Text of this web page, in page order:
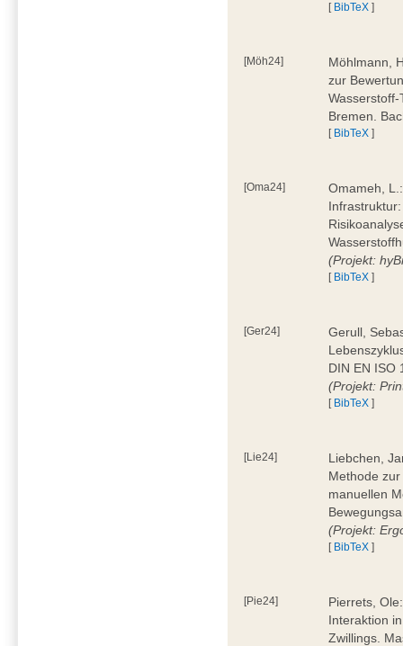
[ BibTeX ]
[Möh24]
Möhlmann,
zur
Bremen.
[ BibTeX ]
[Oma24]
Omameh,
(Projekt:
[ BibTeX ]
[Ger24]
Gerull,
DIN EN ISO
(Projekt:
[ BibTeX ]
[Lie24]
Liebchen,
Methode
manuellen
(Projekt:
[ BibTeX ]
[Pie24]
Pierrets,
Interaktion
Zwillings.